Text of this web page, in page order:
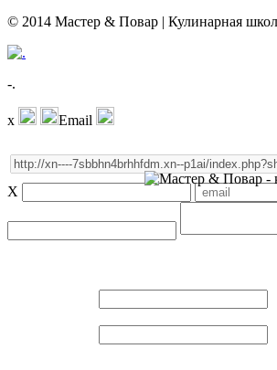
© 2014 Мастер & Повар | Кулинарная
-.
x Email
X